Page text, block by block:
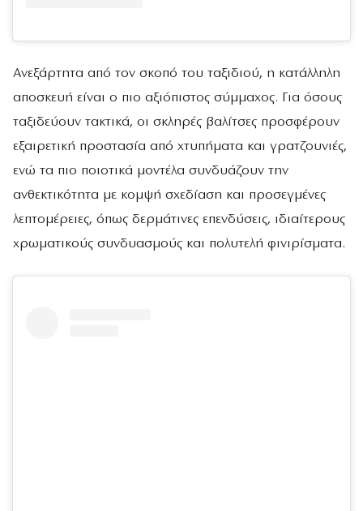
Ανεξάρτητα από τον σκοπό του ταξιδιού, η κατάλληλη
αποσκευή είναι ο πιο αξιόπιστος σύμμαχος. Για όσους
ταξιδεύουν τακτικά, οι σκληρές βαλίτσες προσφέρουν
εξαιρετική προστασία από χτυπήματα και γρατζουνιές,
ενώ τα πιο ποιοτικά μοντέλα συνδυάζουν την
ανθεκτικότητα με κομψή σχεδίαση και προσεγμένες
λεπτομέρειες, όπως δερμάτινες επενδύσεις, ιδιαίτερους
χρωματικούς συνδυασμούς και πολυτελή φινιρίσματα.